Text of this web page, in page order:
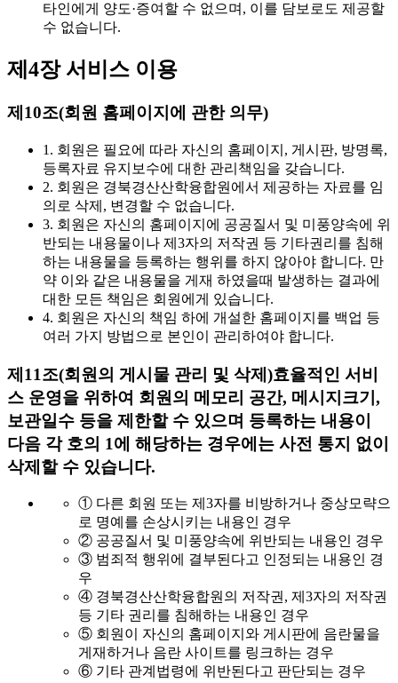
타인에게 양도·증여할 수 없으며, 이를 담보로도 제공할
수 없습니다.
제4장 서비스 이용
제10조(회원 홈페이지에 관한 의무)
1. 회원은 필요에 따라 자신의 홈페이지, 게시판, 방명록,
등록자료 유지보수에 대한 관리책임을 갖습니다.
2. 회원은 경북경산산학융합원에서 제공하는 자료를 임
의로 삭제, 변경할 수 없습니다.
3. 회원은 자신의 홈페이지에 공공질서 및 미풍양속에 위
반되는 내용물이나 제3자의 저작권 등 기타권리를 침해
하는 내용물을 등록하는 행위를 하지 않아야 합니다. 만
약 이와 같은 내용물을 게재 하였을때 발생하는 결과에
대한 모든 책임은 회원에게 있습니다.
4. 회원은 자신의 책임 하에 개설한 홈페이지를 백업 등
여러 가지 방법으로 본인이 관리하여야 합니다.
제11조(회원의 게시물 관리 및 삭제)효율적인 서비
스 운영을 위하여 회원의 메모리 공간, 메시지크기,
보관일수 등을 제한할 수 있으며 등록하는 내용이
다음 각 호의 1에 해당하는 경우에는 사전 통지 없이
삭제할 수 있습니다.
① 다른 회원 또는 제3자를 비방하거나 중상모략으
로 명예를 손상시키는 내용인 경우
② 공공질서 및 미풍양속에 위반되는 내용인 경우
③ 범죄적 행위에 결부된다고 인정되는 내용인 경
우
④ 경북경산산학융합원의 저작권, 제3자의 저작권
등 기타 권리를 침해하는 내용인 경우
⑤ 회원이 자신의 홈페이지와 게시판에 음란물을
게재하거나 음란 사이트를 링크하는 경우
⑥ 기타 관계법령에 위반된다고 판단되는 경우